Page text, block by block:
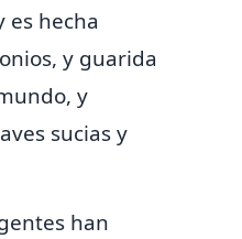
es hecha
y guarida
y
sucias y
han